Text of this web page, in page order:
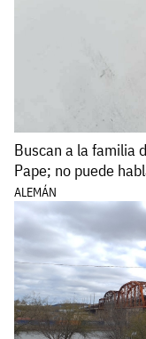
Buscan a la familia
Pape; no puede
ALEMÁN